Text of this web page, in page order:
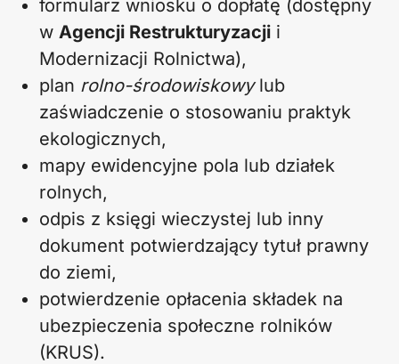
formularz wniosku o dopłatę (dostępny
w Agencji Restrukturyzacji i
Modernizacji Rolnictwa),
plan rolno-środowiskowylub
zaświadczenie o stosowaniu praktyk
ekologicznych,
mapy ewidencyjne pola lub działek
rolnych,
odpis z księgi wieczystej lub inny
dokument potwierdzający tytuł prawny
do ziemi,
potwierdzenie opłacenia składek na
ubezpieczenia społeczne rolników
(KRUS).